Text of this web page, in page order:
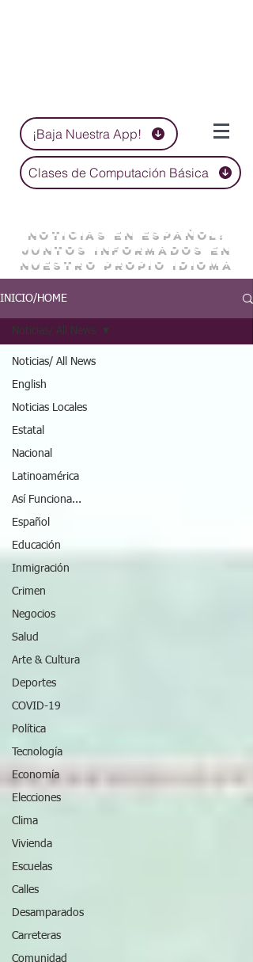
¡Baja Nuestra App!
Clases de Computación Básica
NOTICIAS EN ESPAÑOL:
JUNTOS INFORMADOS EN
NUESTRO PROPIO IDIOMA
INICIO/HOME
Noticias/ All News
English
Noticias Locales
Estatal
Nacional
Latinoamérica
Así Funciona...
Español
Educación
Inmigración
Crimen
Negocios
Salud
Arte & Cultura
Deportes
COVID-19
Política
Tecnología
Economía
Elecciones
Clima
Vivienda
Escuelas
Calles
Desamparados
Carreteras
Comunidad
Noticias/ All News